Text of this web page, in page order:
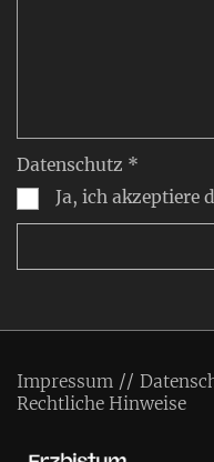
Datenschutz *
Ja, ich akzeptiere
Impressum
Rechtliche Hinweise